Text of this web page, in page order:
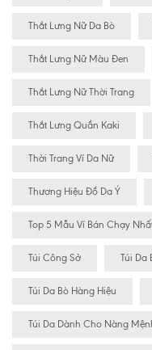
Thắt Lưng Nữ Da Bò
Thắt Lưng Nữ Màu Đen
Thắt Lưng Nữ Thời Trang
Thắt Lưng Quần Kaki
Thời Trang Ví Da Nữ
Thương Hiệu Đồ Da Ý
Top 5 Mẫu Ví Bán Chạy
Túi Công Sở Túi Da
Túi Da Bò Hàng Hiệu
Túi Da Dành Cho Nàng